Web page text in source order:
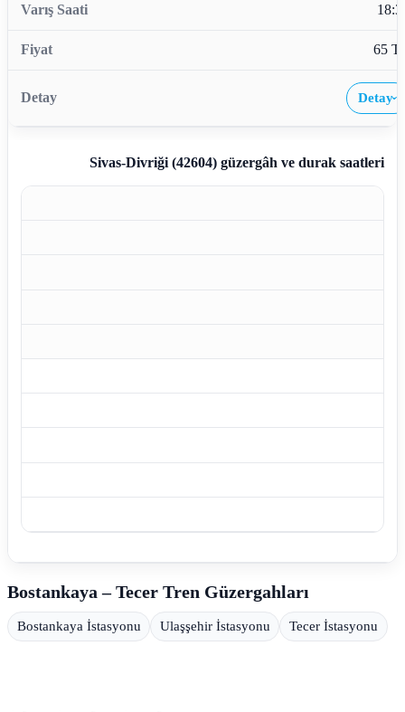
65
Detay›
Sivas-Divriği (42604)güzergâh ve durak saatleri
Bostankaya – Tecer Tren Güzergahları
Bostankaya İstasyonu Ulaşşehir İstasyonu Tecer İstasyonu